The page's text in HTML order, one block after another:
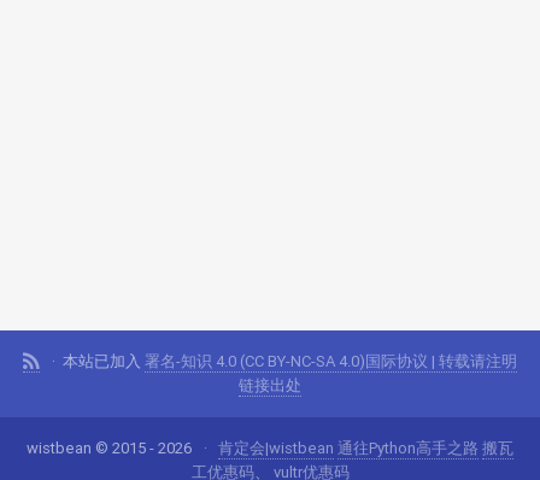
本站已加入 署名-知识 4.0 (CC BY-NC-SA 4.0)国际协议 | 转载请注明
链接出处
wistbean © 2015 - 2026 肯定会|wistbean 通往Python高手之路 搬瓦
工优惠码、 vultr优惠码